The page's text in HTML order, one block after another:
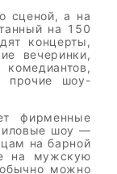
сценой, а на
на 150
концерты,
вечеринки,
прочие шоу-
фирменные
шоу —
на барной
на мужскую
можно